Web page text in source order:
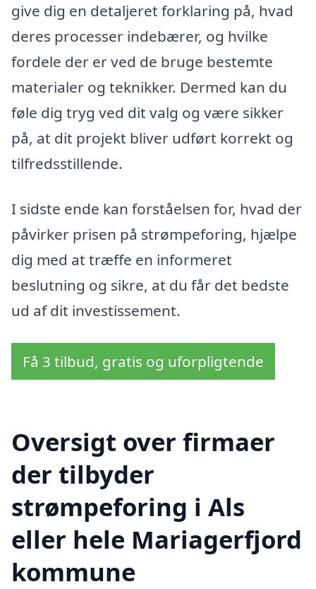
give dig en detaljeret forklaring på, hvad
deres processer indebærer, og hvilke
fordele der er ved de bruge bestemte
materialer og teknikker. Dermed kan du
føle dig tryg ved dit valg og være sikker
på, at dit projekt bliver udført korrekt og
tilfredsstillende.
I sidste ende kan forståelsen for, hvad der
påvirker prisen på strømpeforing, hjælpe
dig med at træffe en informeret
beslutning og sikre, at du får det bedste
ud af dit investissement.
Få 3 tilbud, gratis og uforpligtende
Oversigt over firmaer
der tilbyder
strømpeforing i Als
eller hele Mariagerfjord
kommune